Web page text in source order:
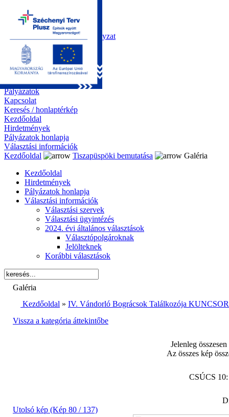
Kezdőoldal
Önkormányzat
Polgármesteri Hivatal
Roma Nemzetiségi Önkormányzat
Elektronikus ügyintézés
Közérdekű információk
Tiszapüspöki bemutatása
Galéria
Díjazottaink
Pályázatok
Kapcsolat
Keresés / honlaptérkép
Kezdőoldal
Hirdetmények
Pályázatok honlapja
Választási információk
Kezdőoldal
Tiszapüspöki bemutatása
Galéria
Kezdőoldal
Hirdetmények
Pályázatok honlapja
Választási információk
Választási szervek
Választási ügyintézés
2024. évi általános választások
Választópolgároknak
Jelölteknek
Korábbi választások
Galéria
Kezdőoldal » IV. Vándorló Bográcsok Találkozója
Vissza a kategória áttekintőbe
Jelenleg
Az összes kép
CSÚCS
Utolsó kép (Kép 80 / 137)